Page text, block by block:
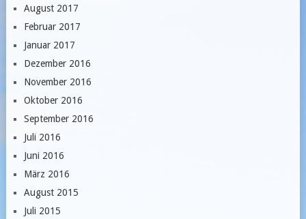
August 2017
Februar 2017
Januar 2017
Dezember 2016
November 2016
Oktober 2016
September 2016
Juli 2016
Juni 2016
März 2016
August 2015
Juli 2015